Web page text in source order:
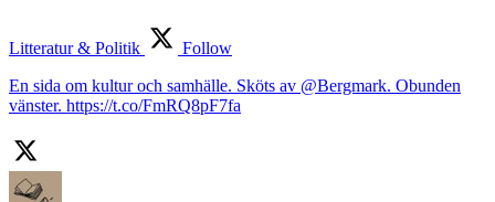
Litteratur & Politik
Follow
En sida om kultur och samhälle. Sköts av @Bergmark. Obunden
vänster. https://t.co/FmRQ8pF7fa